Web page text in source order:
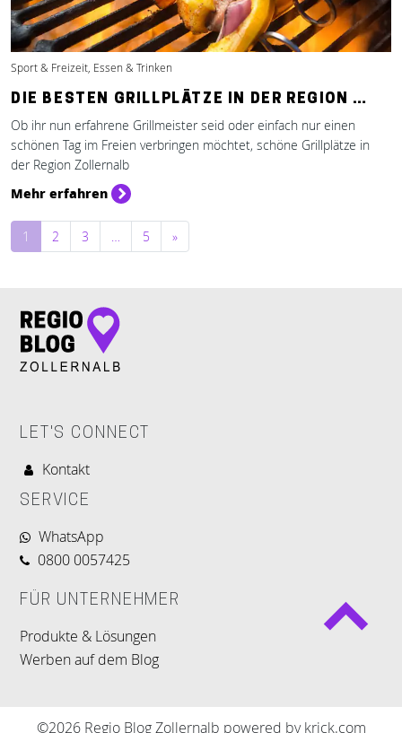
Sport & Freizeit, Essen & Trinken
DIE BESTEN GRILLPLÄTZE IN DER REGION …
Ob ihr nun erfahrene Grillmeister seid oder einfach nur einen
schönen Tag im Freien verbringen möchtet, schöne Grillplätze in
der Region Zollernalb
Mehr erfahren
Beitragsnavigation
1 2 3 … 5 »
LET'S CONNECT
Kontakt
SERVICE
WhatsApp
0800 0057425
FÜR UNTERNEHMER
Produkte & Lösungen
Werben auf dem Blog
©2026 Regio Blog Zollernalb powered by krick.com